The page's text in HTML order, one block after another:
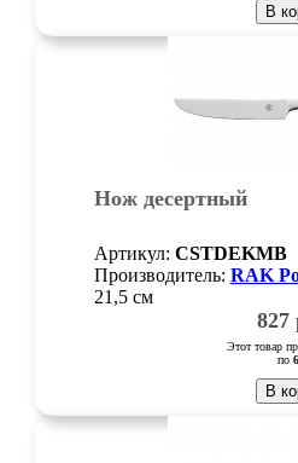
В
Нож десертный
Артикул: CSTDEKMB
Производитель: RAK
21,5 см
827
Этот товар
по
В